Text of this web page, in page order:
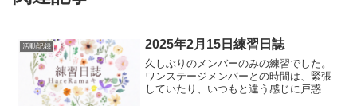
活動記録 2025年2月15日練習日誌
久しぶりのメンバーのみの練習でした。
ワンステージメンバーとの時間は、緊張
していたり、いつもと違う感じに戸惑い